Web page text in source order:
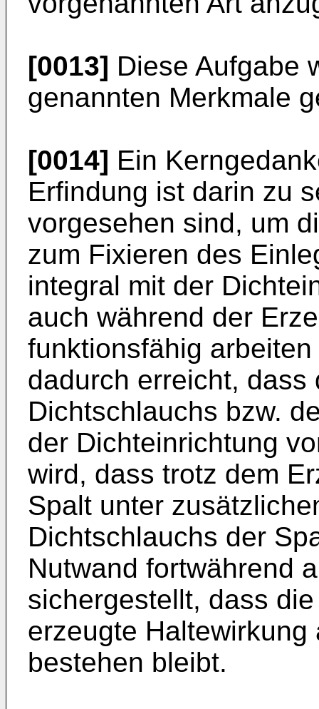
[0013] Diese Aufgabe
genannten Merkmale
[0014] Ein
Erfindung ist darin zu
vorgesehen sind, um
zum Fixieren des
integral mit der
auch während der
funktionsfähig
dadurch erreicht, dass
Dichtschlauchs bzw.
der Dichteinrichtung
wird, dass trotz dem
Spalt unter
Dichtschlauchs der
Nutwand fortwährend
sichergestellt, dass
erzeugte
bestehen bleibt.